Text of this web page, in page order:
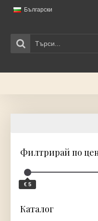
Български
Филтрирай по
€ 5
Каталог